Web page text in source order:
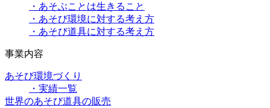
・あそぶことは生きること
・あそび環境に対する考え方
・あそび道具に対する考え方
事業内容
あそび環境づくり
・実績一覧
世界のあそび道具の販売